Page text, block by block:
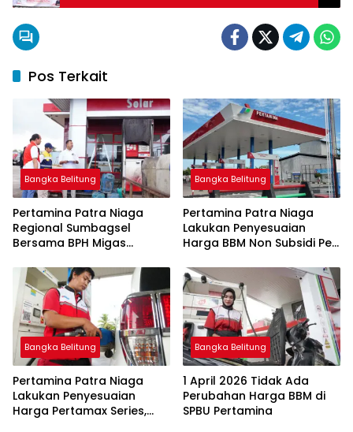
Pos Terkait
Bangka Belitung
Pertamina Patra Niaga
Regional Sumbagsel
Bersama BPH Migas
Penyaluran BBM Subsidi
bagi Nelayan melalui
Aplikasi XSTAR
Bangka Belitung
Pertamina Patra Niaga
Lakukan Penyesuaian
Harga BBM Non Subsidi Per
Bangka Belitung
Pertamina Patra Niaga
Lakukan Penyesuaian
Harga Pertamax Series,
Bangka Belitung
1 April 2026 Tidak Ada
Perubahan Harga BBM di
SPBU Pertamina